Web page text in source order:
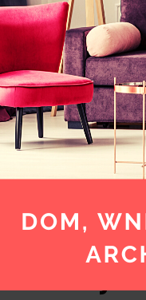
o
na basy?